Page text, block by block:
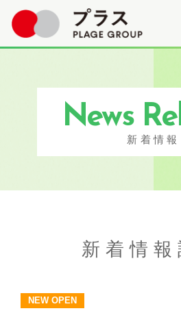
News
新着情報
新着情報
NEW OPEN